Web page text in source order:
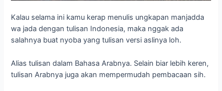
diberikan tanwin. Yakni huruf Da. Sehingga, ungkapannya
menjadi Man jadda wajadan.
bakalan berbeda banget loh dari tujuan awalnya.